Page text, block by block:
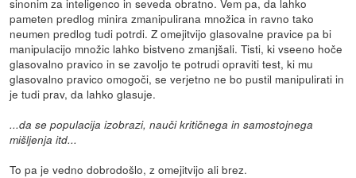
sinonim za inteligenco in seveda obratno. Vem pa, da lahko
pameten predlog minira zmanipulirana množica in ravno tako
neumen predlog tudi potrdi. Z omejitvijo glasovalne pravice pa bi
manipulacijo množic lahko bistveno zmanjšali. Tisti, ki vseeno hoče
glasovalno pravico in se zavoljo te potrudi opraviti test, ki mu
glasovalno pravico omogoči, se verjetno ne bo pustil manipulirati in
je tudi prav, da lahko glasuje.
...da se populacija izobrazi, nauči kritičnega in samostojnega
mišljenja itd...
To pa je vedno dobrodošlo, z omejitvijo ali brez.